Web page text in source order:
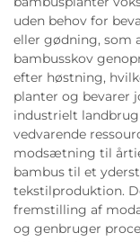
uden behov for
eller gødning, som
bambusskov
efter høstning,
planter og bevarer
industrielt
vedvarende
modsætning til
bambus til et
tekstilproduktion.
fremstilling af
og genbruger